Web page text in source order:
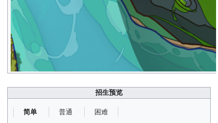
招生预览
简单 普通 困难